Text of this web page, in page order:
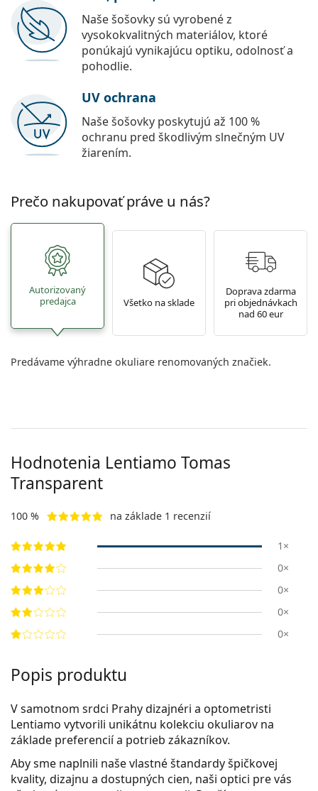
Naše šošovky sú vyrobené z
vysokokvalitných materiálov, ktoré
ponúkajú vynikajúcu optiku, odolnosť a
pohodlie.
UV ochrana
Naše šošovky poskytujú až 100 %
ochranu pred škodlivým slnečným UV
žiarením.
Prečo nakupovať práve u nás?
Autorizovaný
predajca
Všetko na sklade
Doprava zdarma
pri objednávkach
nad 60 eur
Predávame výhradne okuliare renomovaných značiek.
Hodnotenia Lentiamo Tomas
Transparent
100 % na základe 1 recenzií
1×
0×
0×
0×
0×
Popis produktu
V samotnom srdci Prahy dizajnéri a optometristi
Lentiamo vytvorili unikátnu kolekciu okuliarov na
základe preferencií a potrieb zákazníkov.
Aby sme naplnili naše vlastné štandardy špičkovej
kvality, dizajnu a dostupných cien, naši optici pre vás